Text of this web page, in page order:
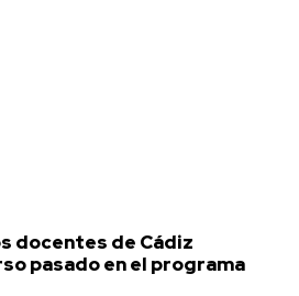
públicos de la provincia
el programa 'ComunicA' durante...
esfuerzo del
docentes de Cádiz
pasado en el programa